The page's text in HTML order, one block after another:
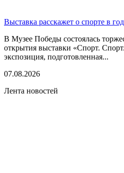
Выставка расскажет о спорте в
В Музее Победы состоялась
открытия выставки «Спорт.
экспозиция, подготовленная...
07.08.2026
Лента новостей